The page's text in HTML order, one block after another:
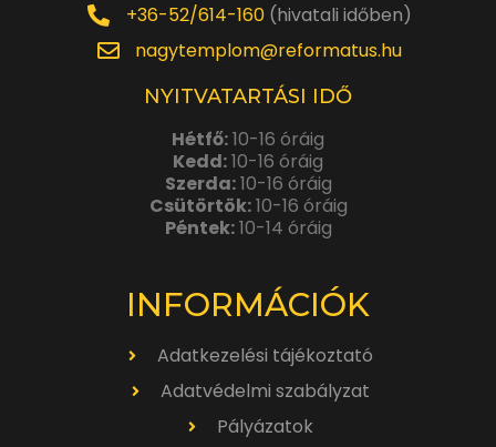
+36-52/614-160(hivatali időben)
nagytemplom@reformatus.hu
NYITVATARTÁSI IDŐ
Hétfő:10-16 óráig
Kedd:10-16 óráig
Szerda:10-16 óráig
Csütörtök:10-16 óráig
Péntek:10-14 óráig
INFORMÁCIÓK
Adatkezelési tájékoztató
Adatvédelmi szabályzat
Pályázatok